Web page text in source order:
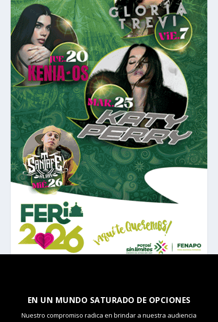
EN UN MUNDO SATURADO DE OPCIONES
Nuestro compromiso radica en brindar a nuestra audiencia